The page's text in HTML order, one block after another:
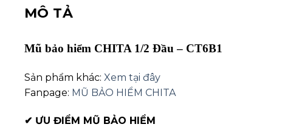
MÔ TẢ
Mũ bảo hiểm CHITA 1/2 Đầu – CT6B1
Sản phẩm khác: Xem tại đây
Fanpage: MŨ BẢO HIỂM CHITA
✔ ƯU ĐIỂM MŨ BẢO HIỂM